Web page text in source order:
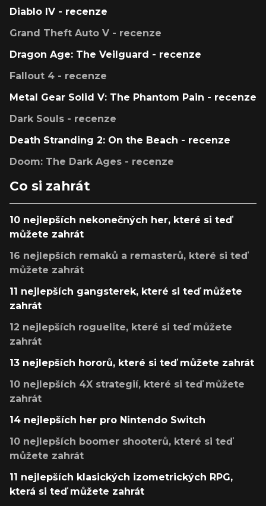
Diablo IV - recenze
Grand Theft Auto V - recenze
Dragon Age: The Veilguard - recenze
Fallout 4 - recenze
Metal Gear Solid V: The Phantom Pain - recenze
Dark Souls - recenze
Death Stranding 2: On the Beach - recenze
Doom: The Dark Ages - recenze
Co si zahrát
10 nejlepších nekonečných her, které si teď
můžete zahrát
16 nejlepších remaků a remasterů, které si teď
můžete zahrát
11 nejlepších gangsterek, které si teď můžete
zahrát
12 nejlepších roguelite, které si teď můžete
zahrát
13 nejlepších hororů, které si teď můžete zahrát
10 nejlepších 4X strategií, které si teď můžete
zahrát
14 nejlepších her pro Nintendo Switch
10 nejlepších boomer shooterů, které si teď
můžete zahrát
11 nejlepších klasických izometrických RPG,
která si teď můžete zahrát